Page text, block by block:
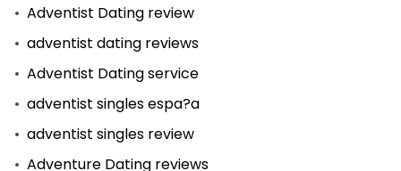
Adventist Dating review
adventist dating reviews
Adventist Dating service
adventist singles espa?a
adventist singles review
Adventure Dating reviews